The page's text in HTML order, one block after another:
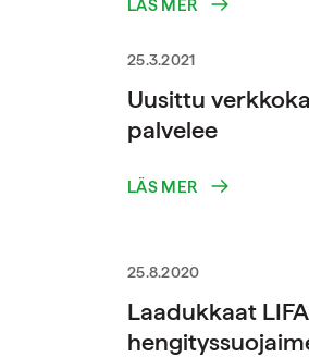
LÄS MER
25.3.2021
Uusittu
palvelee
LÄS MER
25.8.2020
Laadukkaat